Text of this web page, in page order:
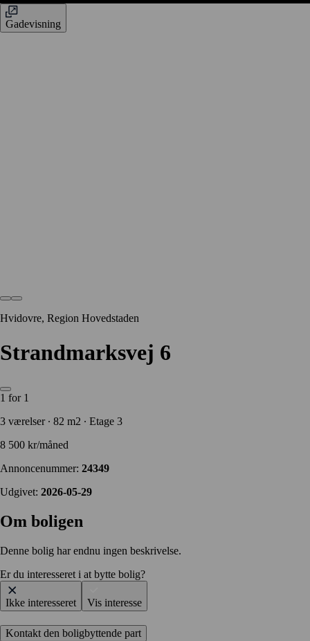
Gadevisning
Hvidovre, Region Hovedstaden
Strandmarksvej 6
1 for 1
3 værelser ∙ 82 m2 ∙ Etage 3
8 500 kr/måned
Annoncenummer: 24349
Udgivet: 2026-05-29
Om boligen
Denne bolig har endnu ingen beskrivelse.
Er du interesseret i at bytte bolig?
Ikke interesseret Vis interesse
Kontakt den boligbyttende part